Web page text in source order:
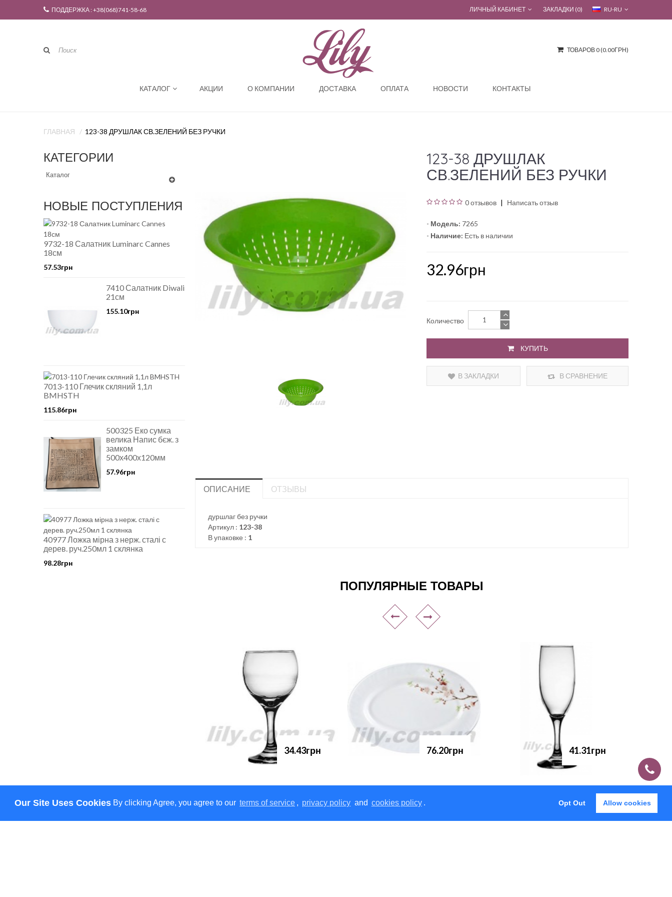
Our Site Uses Cookies By clicking Agree, you agree to our terms of service , privacy policy and cookies policy . Opt Out Allow cookies
ПОДДЕРЖКА : +38(068)741-58-68 RU-RU
ЛИЧНЫЙ КАБИНЕТ ЗАКЛАДКИ (0)
ТОВАРОВ 0 (0.00ГРН)
КАТАЛОГ АКЦИИ О КОМПАНИИ ДОСТАВКА ОПЛАТА НОВОСТИ КОНТАКТЫ
ГЛАВНАЯ 123-38 ДРУШЛАК СВ.ЗЕЛЕНИЙ БЕЗ РУЧКИ
КАТЕГОРИИ
Каталог
НОВЫЕ ПОСТУПЛЕНИЯ
9732-18 Салатник Luminarc Cannes
18см
57.53грн
7410 Салатник Diwali
21см
155.10грн
7013-110 Глечик скляний 1,1л
BMHSTH
115.86грн
500325 Еко сумка
велика Напис бєж. з
замком
500х400х120мм
57.96грн
40977 Ложка мірна з нерж. сталі с
дерев. руч.250мл 1 склянка
98.28грн
123-38 ДРУШЛАК
СВ.ЗЕЛЕНИЙ БЕЗ РУЧКИ
0 отзывов Написать отзыв
- Модель: 7265
- Наличие: Есть в наличии
32.96грн
Количество
КУПИТЬ
В ЗАКЛАДКИ В СРАВНЕНИЕ
ОПИСАНИЕ ОТЗЫВЫ
дуршлаг без ручки
Артикул : 123-38
В упаковке : 1
ПОПУЛЯРНЫЕ ТОВАРЫ
34.43грн 76.20грн 41.31грн